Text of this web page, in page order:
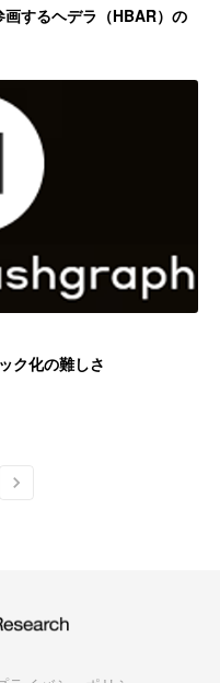
するヘデラ（HBAR）の
ク化の難しさ